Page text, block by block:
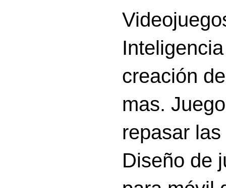
creación
mas.
repasar
Diseño de